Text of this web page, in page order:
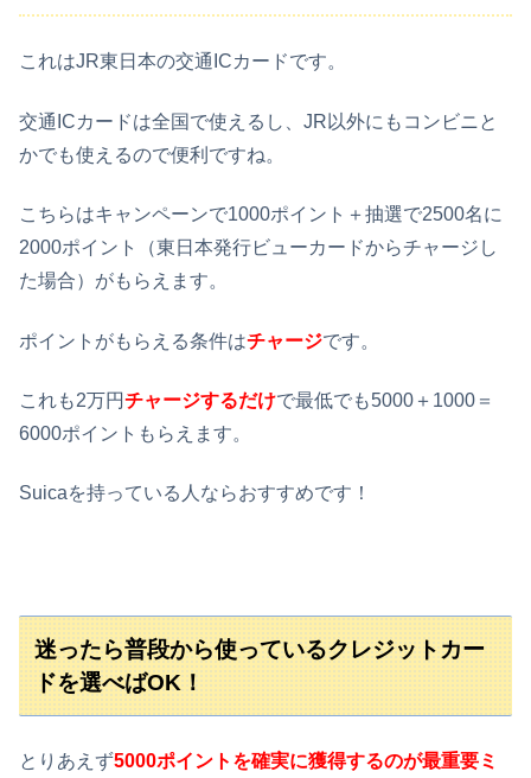
これはJR東日本の交通ICカードです。
交通ICカードは全国で使えるし、JR以外にもコンビニと
かでも使えるので便利ですね。
こちらはキャンペーンで1000ポイント＋抽選で2500名に
2000ポイント（東日本発行ビューカードからチャージし
た場合）がもらえます。
ポイントがもらえる条件はチャージです。
これも2万円チャージするだけで最低でも5000＋1000＝
6000ポイントもらえます。
Suicaを持っている人ならおすすめです！
迷ったら普段から使っているクレジットカー
ドを選べばOK！
とりあえず5000ポイントを確実に獲得するのが最重要ミ